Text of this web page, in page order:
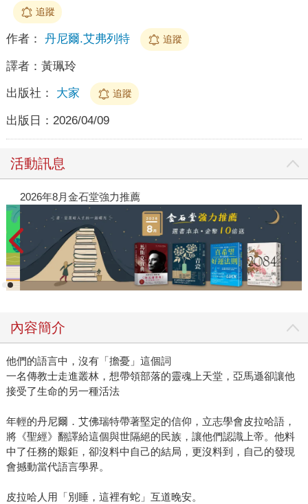
追蹤
作者： 丹尼爾.艾弗列特 追蹤
譯者： 黃珮玲
出版社： 大家 追蹤
出版日： 2026/04/09
活動訊息
2026年8月金石堂強力推薦
內容簡介
他們的語言中，沒有「擔憂」這個詞
一名傳教士走進叢林，想帶領部落的靈魂上天堂，亞馬遜卻讓他
接受了生命的另一種活法
年輕的丹尼爾．艾佛瑞特帶著堅定的信仰，立志學會皮拉哈語，
將《聖經》翻譯給這個與世隔絕的民族，讓他們認識上帝。他料
中了任務的艱鉅，卻沒料中自己的結局，更沒料到，自己的發現
會撼動當代語言學界。
皮拉哈人用「別睡，這裡有蛇」互道晚安。